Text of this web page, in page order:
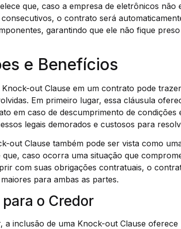
que, caso a empresa de eletrônicos
o contrato será
garantindo que ele não fique
e Benefícios
out Clause em um contrato pode
Em primeiro lugar, essa cláusula
em caso de descumprimento de condições
legais demorados e custosos para
out Clause também pode ser vista como
que, caso ocorra uma situação que
com suas obrigações contratuais, o
para ambas as partes.
o Credor
a inclusão de uma Knock-out Clause oferece